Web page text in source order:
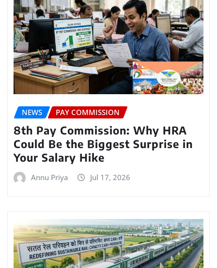
NEWS PAY COMMISSION
8th Pay Commission: Why HRA
Could Be the Biggest Surprise in
Your Salary Hike
Annu Priya Jul 17, 2026